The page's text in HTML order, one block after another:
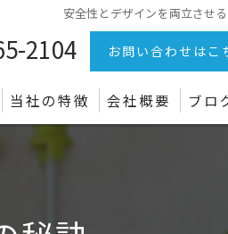
安全性とデザインを両立させ
2104 お問い合わせはこ
当社の特徴
リフォーム
会社概要 ブロ